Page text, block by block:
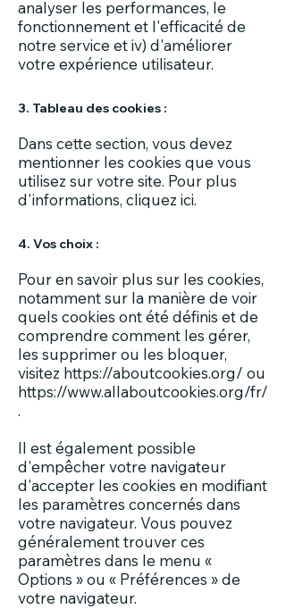
analyser les performances, le
fonctionnement et l'efficacité de
notre service et iv) d'améliorer
votre expérience utilisateur.
3. Tableau des cookies :
Dans cette section, vous devez
mentionner les cookies que vous
utilisez sur votre site. Pour plus
d'informations, cliquez ici.
4. Vos choix :
Pour en savoir plus sur les cookies,
notamment sur la manière de voir
quels cookies ont été définis et de
comprendre comment les gérer,
les supprimer ou les bloquer,
visitez https://aboutcookies.org/ ou
https://www.allaboutcookies.org/fr/
.
Il est également possible
d'empêcher votre navigateur
d'accepter les cookies en modifiant
les paramètres concernés dans
votre navigateur. Vous pouvez
généralement trouver ces
paramètres dans le menu «
Options » ou « Préférences » de
votre navigateur.